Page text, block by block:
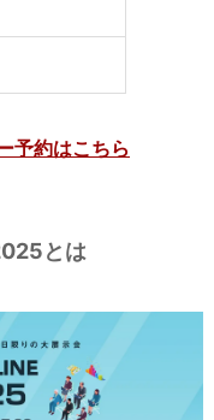
予約はこちら
とは